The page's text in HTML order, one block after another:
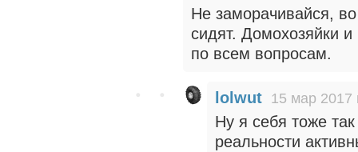
Не заморачивайся,
сидят. Домохозяйки
по всем вопросам.
lolwut 15 мар 2017
Ну я себя тоже
реальности